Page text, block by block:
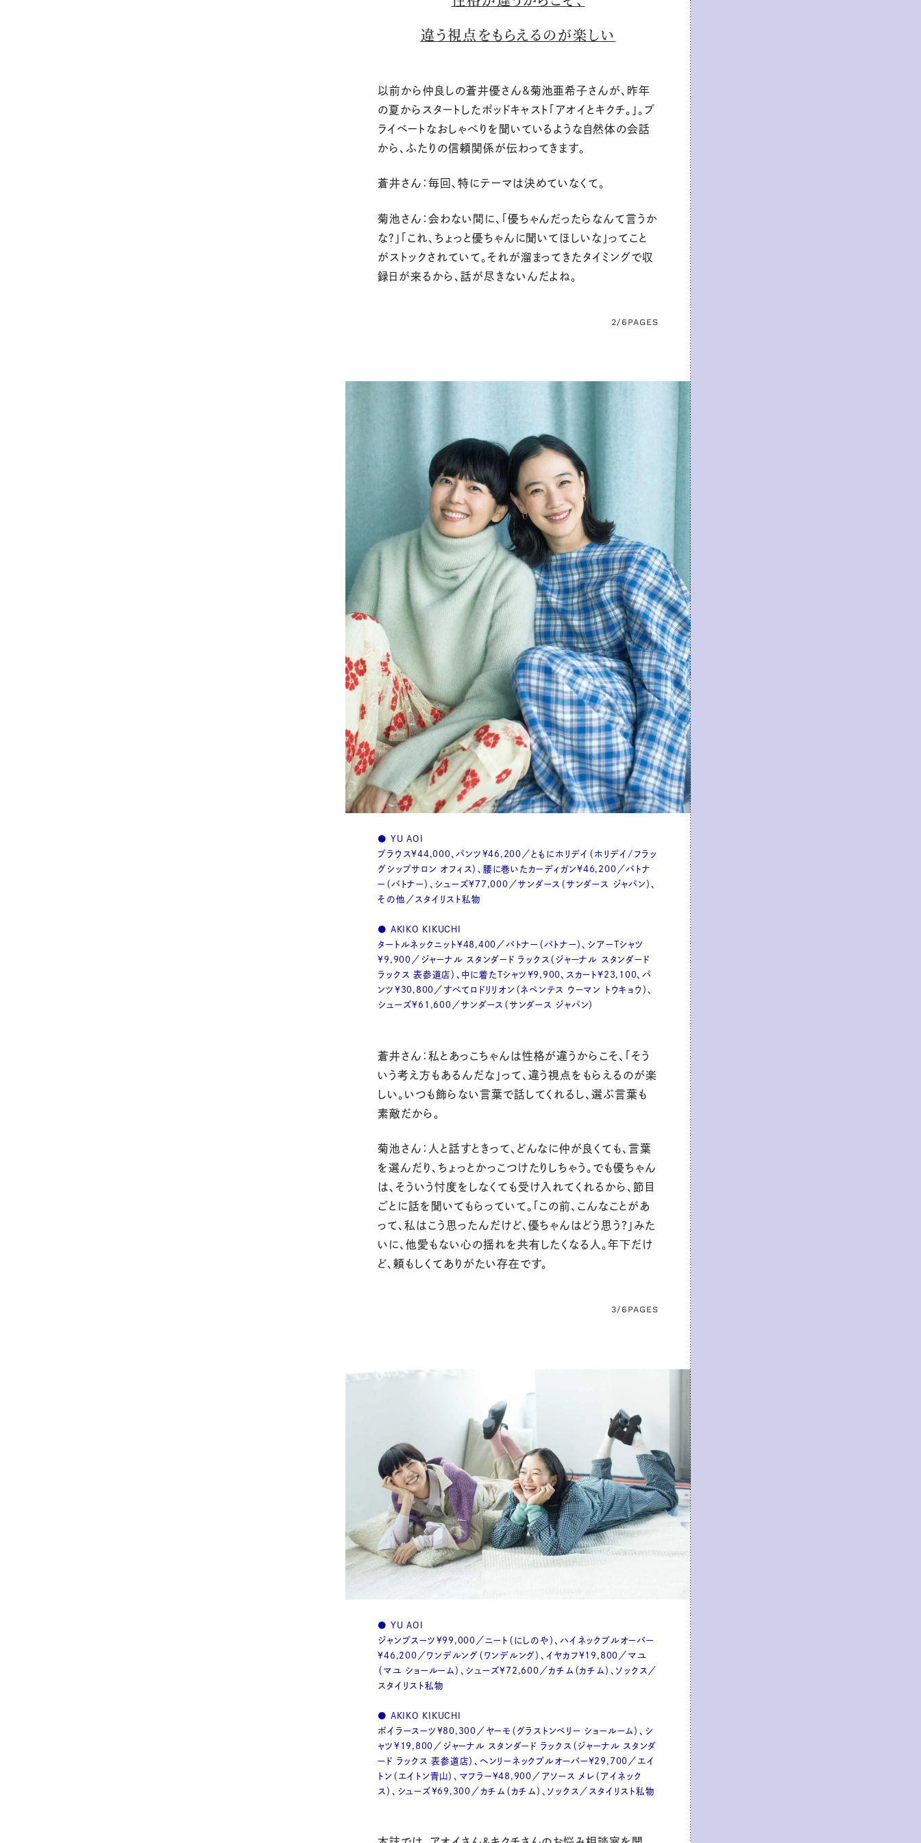
違う視点をもらえるのが楽しい
以前から仲良しの蒼井優さん&菊池亜希子さんが、昨年
の夏からスタートしたポッドキャスト「アオイとキクチ。」。プ
ライベートなおしゃべりを聞いているような自然体の会話
から、ふたりの信頼関係が伝わってきます。
蒼井さん：毎回、特にテーマは決めていなくて。
菊池さん：会わない間に、「優ちゃんだったらなんて言うか
な？」「これ、ちょっと優ちゃんに聞いてほしいな」ってこと
がストックされていて。それが溜まってきたタイミングで収
録日が来るから、話が尽きないんだよね。
2/6 PAGES
● YU AOI
ブラウス¥44,000、パンツ¥46,200／ともにホリデイ（ホリデイ/フラッ
グシップサロン オフィス）、腰に巻いたカーディガン¥46,200／バトナ
ー（バトナー）、シューズ¥77,000／サンダース（サンダース ジャパン）、
その他／スタイリスト私物
● AKIKO KIKUCHI
タートルネックニット¥48,400／バトナー（バトナー）、シアーTシャツ
¥9,900／ジャーナル スタンダード ラックス（ジャーナル スタンダード
ラックス 表参道店）、中に着たTシャツ¥9,900、スカート¥23,100、パ
ンツ¥30,800／すべてロドリリオン（ネペンテス ウーマン トウキョウ）、
シューズ¥61,600／サンダース（サンダース ジャパン）
蒼井さん：私とあっこちゃんは性格が違うからこそ、「そう
いう考え方もあるんだな」って、違う視点をもらえるのが楽
しい。いつも飾らない言葉で話してくれるし、選ぶ言葉も
素敵だから。
菊池さん：人と話すときって、どんなに仲が良くても、言葉
を選んだり、ちょっとかっこつけたりしちゃう。でも優ちゃん
は、そういう忖度をしなくても受け入れてくれるから、節目
ごとに話を聞いてもらっていて。「この前、こんなことがあ
って、私はこう思ったんだけど、優ちゃんはどう思う？」みた
いに、他愛もない心の揺れを共有したくなる人。年下だけ
ど、頼もしくてありがたい存在です。
3/6 PAGES
● YU AOI
ジャンプスーツ¥99,000／ニート（にしのや）、ハイネックプルオーバー
¥46,200／ワンデルング（ワンデルング）、イヤカフ¥19,800／マユ
（マユ ショールーム）、シューズ¥72,600／カチム（カチム）、ソックス／
スタイリスト私物
● AKIKO KIKUCHI
ボイラースーツ¥80,300／ヤーモ（グラストンベリー ショールーム）、シ
ャツ¥19,800／ジャーナル スタンダード ラックス（ジャーナル スタンダ
ード ラックス 表参道店）、ヘンリーネックプルオーバー¥29,700／エイ
トン（エイトン青山）、マフラー¥48,900／アソース メレ（アイネック
ス）、シューズ¥69,300／カチム（カチム）、ソックス／スタイリスト私物